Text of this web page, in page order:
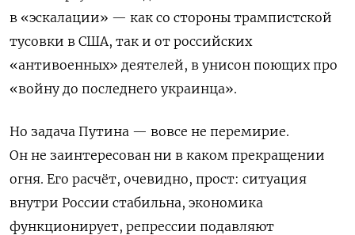
в «эскалации» — как со стороны трампистской
тусовки в США, так и от российских
«антивоенных» деятелей, в унисон поющих про
«войну до последнего украинца».
Но задача Путина — вовсе не перемирие.
Он не заинтересован ни в каком прекращении
огня. Его расчёт, очевидно, прост: ситуация
внутри России стабильна, экономика
функционирует, репрессии подавляют